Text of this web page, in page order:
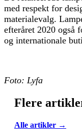
med respekt for
materialevalg.
efteråret 2020 også
og internationale
Foto: Lyfa
Flere
Alle artikler →